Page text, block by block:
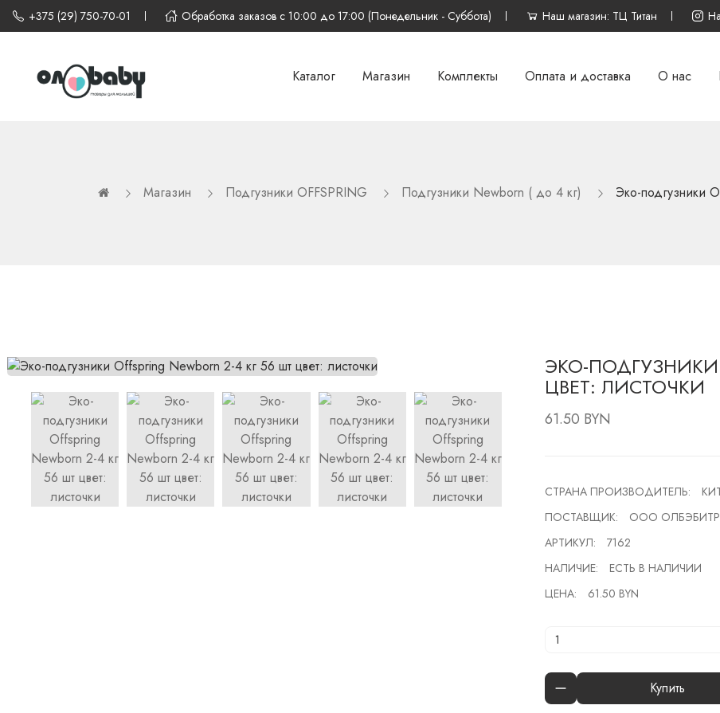
+375 (29) 750-70-01 Обработка заказов с 10:00 до 17:00 (Понедельник - Суббота) Наш магазин: ТЦ Титан
Каталог Магазин Комплекты Оплата и доставка О нас
Магазин Подгузники OFFSPRING Подгузники Newborn ( до 4 кг) Эко-подгузники
ЭКО-ПОДГУЗНИКИ
ЦВЕТ: ЛИСТОЧКИ
61.50 BYN
СТРАНА ПРОИЗВОДИТЕЛЬ:
ПОСТАВЩИК:
ООО
АРТИКУЛ:
7162
НАЛИЧИЕ:
ЕСТЬ В НАЛИЧИИ
ЦЕНА:
61.50 BYN
Купить